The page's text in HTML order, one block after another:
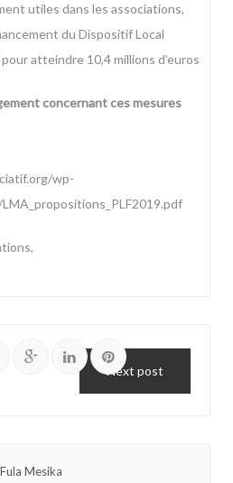
utiles dans les associations,
du Dispositif Local
atteindre 10,4 millions d’euros
concernant ces mesures
wp-
Next post
Fula Mesika